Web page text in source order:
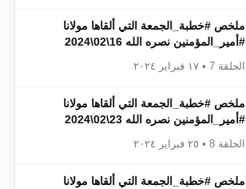
ملخص #خطبة_الجمعة​​​​​​​​​​​​​​ التي ألقاها مولانا
#أمير_المؤمنين​​​​​​​​​​​​​​ نصره الله 16\02\2024
الحلقة 7 • ١٧ فبراير ٢٠٢٤
ملخص #خطبة_الجمعة​​​​​​​​​​​​​​ التي ألقاها مولانا
#أمير_المؤمنين​​​​​​​​​​​​​​ نصره الله 23\02\2024
الحلقة 8 • ٢٥ فبراير ٢٠٢٤
ملخص #خطبة_الجمعة​​​​​​​​​​​​​​ التي ألقاها مولانا